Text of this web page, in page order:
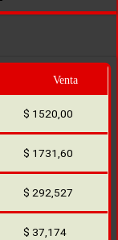
Venta
$ 1520,00
$ 1731,60
$ 292,527
$ 37,174